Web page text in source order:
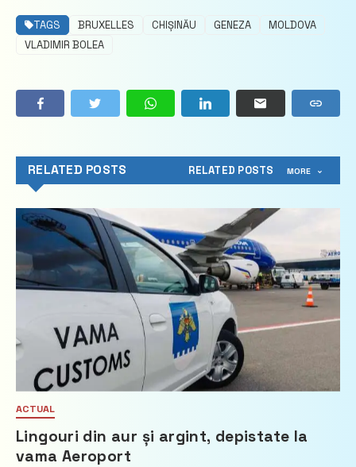
TAGS BRUXELLES CHIȘINĂU GENEZA
MOLDOVA
VLADIMIR BOLEA
RELATED POSTS RELATED POSTS MORE
ACTUAL
Lingouri din aur și argint, depistate la
vama Aeroport